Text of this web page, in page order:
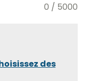
0 / 5000
des